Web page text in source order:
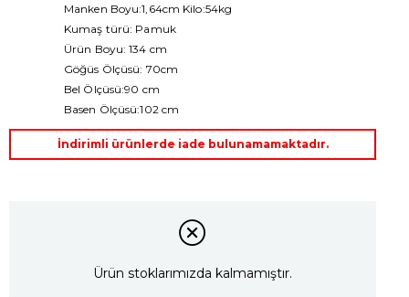
Manken Boyu:1,64cm Kilo:54kg
Kumaş türü: Pamuk
Ürün Boyu: 134 cm
Göğüs Ölçüsü: 70cm
Bel Ölçüsü:90 cm
Basen Ölçüsü:102 cm
İndirimli ürünlerde iade bulunamamaktadır.
Ürün stoklarımızda kalmamıştır.